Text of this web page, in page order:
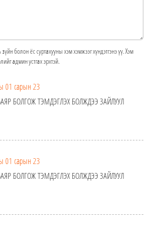
зүйн болон ёс суртахууны хэм хэмжээг хүндэтгэнэ үү. Хэм
админ устгах эрхтэй.
01 сарын 23
БОЛГОЖ ТЭМДЭГЛЭХ БОЛЖДЭЭ ЗАЙЛУУЛ
01 сарын 23
БОЛГОЖ ТЭМДЭГЛЭХ БОЛЖДЭЭ ЗАЙЛУУЛ